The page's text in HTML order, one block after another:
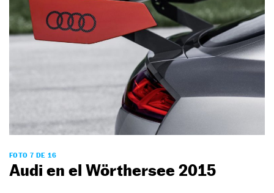
FOTO 7 DE 16
Audi en el Wörthersee 2015